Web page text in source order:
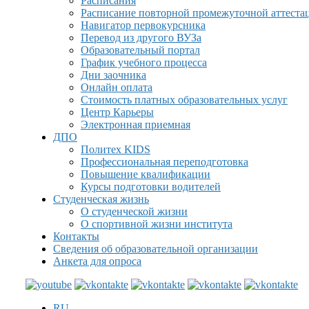
Расписание повторной промежуточной
Навигатор первокурсника
Перевод из другого ВУЗа
Образовательный портал
График учебного процесса
Дни заочника
Онлайн оплата
Стоимость платных образовательных услуг
Центр Карьеры
Электронная приемная
ДПО
Политех KIDS
Профессиональная переподготовка
Повышение квалификации
Курсы подготовки водителей
Студенческая жизнь
О студенческой жизни
О спортивной жизни института
Контакты
Сведения об образовательной организации
Анкета для опроса